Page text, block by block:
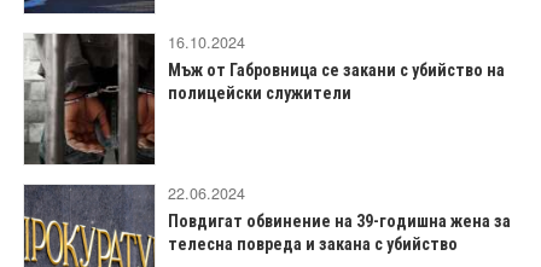
16.10.2024
Мъж от Габровница се закани с убийство на
полицейски служители
22.06.2024
Повдигат обвинение на 39-годишна жена за
телесна повреда и закана с убийство